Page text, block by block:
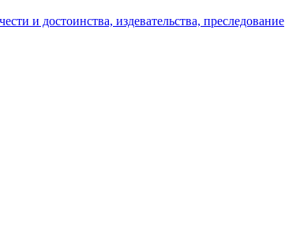
и достоинства, издевательства, преследование